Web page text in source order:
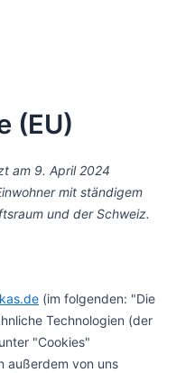
(EU)
am 9. April 2024
mit ständigem
und der Schweiz.
(im folgenden: "Die
Technologien (der
"Cookies"
außerdem von uns